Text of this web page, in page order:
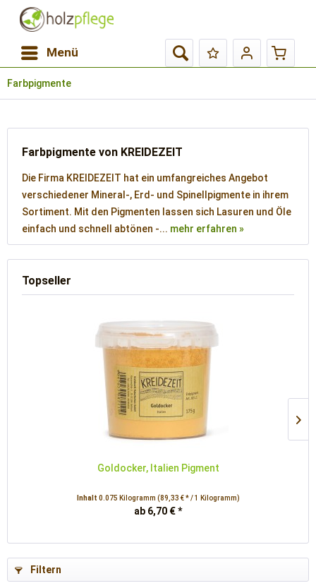
Menü
Farbpigmente
Farbpigmente von KREIDEZEIT
Die Firma KREIDEZEIT hat ein umfangreiches Angebot
verschiedener Mineral-, Erd- und Spinellpigmente in ihrem
Sortiment. Mit den Pigmenten lassen sich Lasuren und Öle
einfach und schnell abtönen -... mehr erfahren »
Topseller
Goldocker, Italien Pigment
Inhalt 0.075 Kilogramm (89,33 € * / 1 Kilogramm)
ab 6,70 € *
Filtern